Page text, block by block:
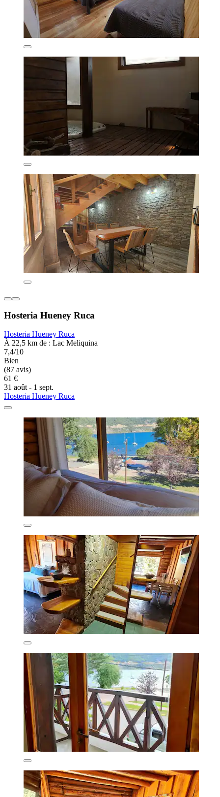
Hosteria Hueney Ruca
Hosteria Hueney Ruca
À 22,5 km de : Lac Meliquina
7,4/10
Bien
(87 avis)
61 €
31 août - 1 sept.
Hosteria Hueney Ruca